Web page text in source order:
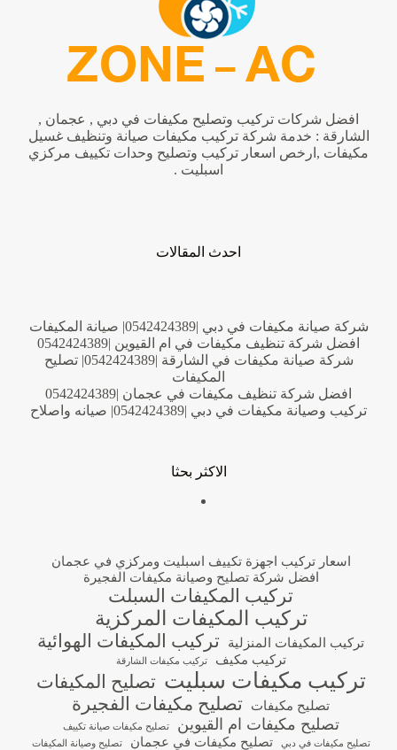
افضل شركات تركيب وتصليح مكيفات في دبي , عجمان ,
الشارقة : خدمة شركة تركيب مكيفات صيانة وتنظيف غسيل
مكيفات ,ارخص اسعار تركيب وتصليح وحدات تكييف مركزي
اسبليت .
احدث المقالات
شركة صيانة مكيفات في دبي |0542424389| صيانة المكيفات
افضل شركة تنظيف مكيفات في ام القيوين |0542424389
شركة صيانة مكيفات في الشارقة |0542424389| تصليح
المكيفات
افضل شركة تنظيف مكيفات في عجمان |0542424389
تركيب وصيانة مكيفات في دبي |0542424389| صيانه واصلاح
الاكثر بحثا
اسعار تركيب اجهزة تكييف اسبليت ومركزي في عجمان
افضل شركة تصليح وصيانة مكيفات الفجيرة
تركيب المكيفات السبلت
تركيب المكيفات المركزية
تركيب المكيفات المنزلية تركيب المكيفات الهوائية
تركيب مكيف تركيب مكيفات الشارقة
تركيب مكيفات سبليت تصليح المكيفات
تصليح مكيفات تصليح مكيفات الفجيرة
تصليح مكيفات ام القيوين
تصليح مكيفات صيانة تكييف
تصليح مكيفات في دبي
تصليح مكيفات في عجمان تصليح وصيانة المكيفات